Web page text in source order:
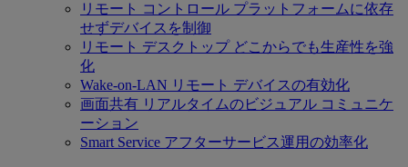
リモート コントロール プラットフォームに依存
せずデバイスを制御
リモート デスクトップ どこからでも生産性を強
化
Wake-on-LAN リモート デバイスの有効化
画面共有 リアルタイムのビジュアル コミュニケ
ーション
Smart Service アフターサービス運用の効率化